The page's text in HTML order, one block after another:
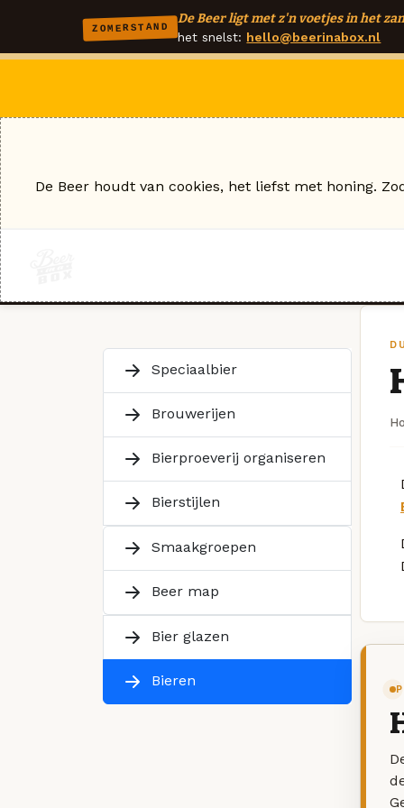
ZOMERSTAND
De Beer ligt met z'n voetjes in het
het snelst: hello@beerinabox.nl
Speciaalbier
Brouwerijen
Bierproeverij organiseren
Bierstijlen
Smaakgroepen
Beer map
Bier glazen
Bieren
De Beer houdt van cookies, het liefst met honing.